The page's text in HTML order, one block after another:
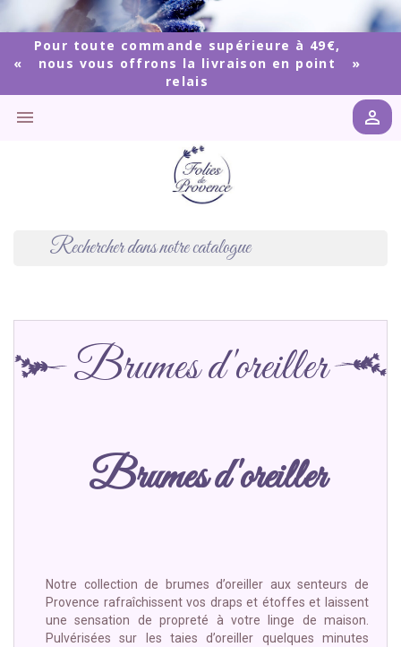
Pour toute commande supérieure à 49€,
nous vous offrons la livraison en point
relais
 
Brumes d'oreiller
Brumes d'oreiller
Notre collection de brumes d’oreiller aux senteurs de
Provence rafraîchissent vos draps et étoffes et laissent
une sensation de propreté à votre linge de maison.
Pulvérisées sur les taies d’oreiller quelques minutes